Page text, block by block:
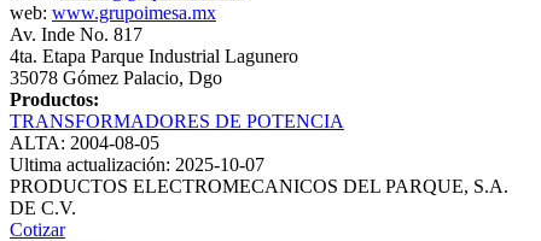
web: www.grupoimesa.mx
Av. Inde No. 817
4ta. Etapa Parque Industrial Lagunero
35078 Gómez Palacio, Dgo
Productos:
TRANSFORMADORES DE POTENCIA
ALTA: 2004-08-05
Ultima actualización: 2025-10-07
PRODUCTOS ELECTROMECANICOS DEL PARQUE, S.A.
DE C.V.
Cotizar